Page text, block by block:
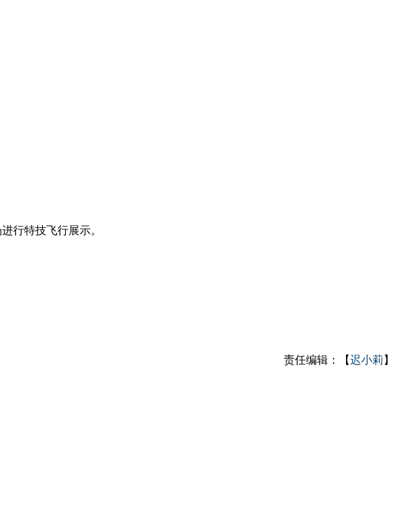
行特技飞行展示。
责任编辑：【迟小莉 】